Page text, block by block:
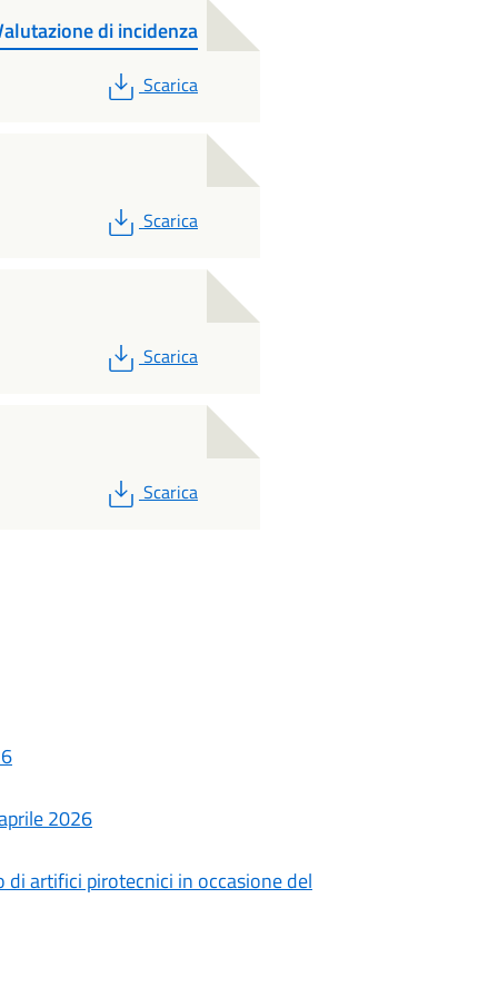
di incidenza
PDF
Scarica
PDF
Scarica
PDF
Scarica
PDF
Scarica
2026
artifici pirotecnici in occasione del